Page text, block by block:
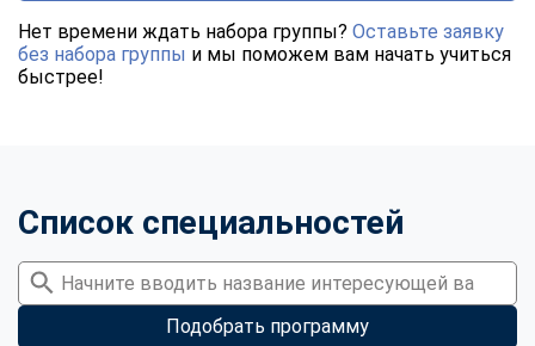
Нет времени ждать набора группы? Оставьте заявку
без набора группы и мы поможем вам начать учиться
быстрее!
Список специальностей
Подобрать программу